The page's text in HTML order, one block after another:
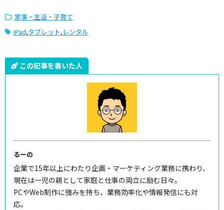
家事・生活・子育て
iPad,タブレット, レンタル
この記事を書いた人
るーの
企業で15年以上にわたり企画・マーケティング業務に携わり、
現在は一児の親として家庭と仕事の両立に励む日々。
PCやWeb制作に強みを持ち、業務効率化や情報発信にも対
応。